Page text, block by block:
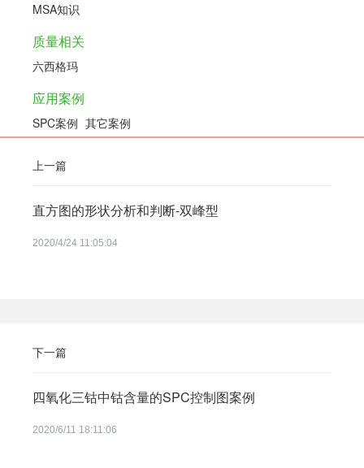
MSA知识
质量相关
六西格玛
应用案例
SPC案例 其它案例
上一篇
直方图的形状分析和判断-双峰型
2020/4/24 11:05:04
下一篇
四氧化三钴中钴含量的SPC控制图案例
2020/6/11 18:11:06